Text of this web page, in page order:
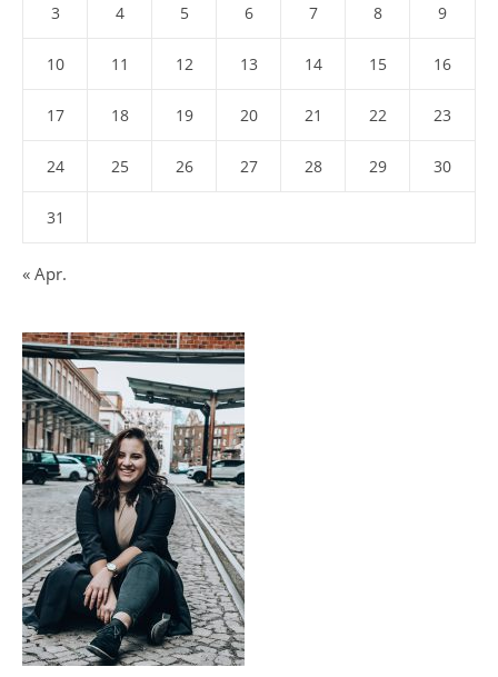
3 4 5 6 7 8 9
10 11 12 13 14 15 16
17 18 19 20 21 22 23
24 25 26 27 28 29 30
31
« Apr.